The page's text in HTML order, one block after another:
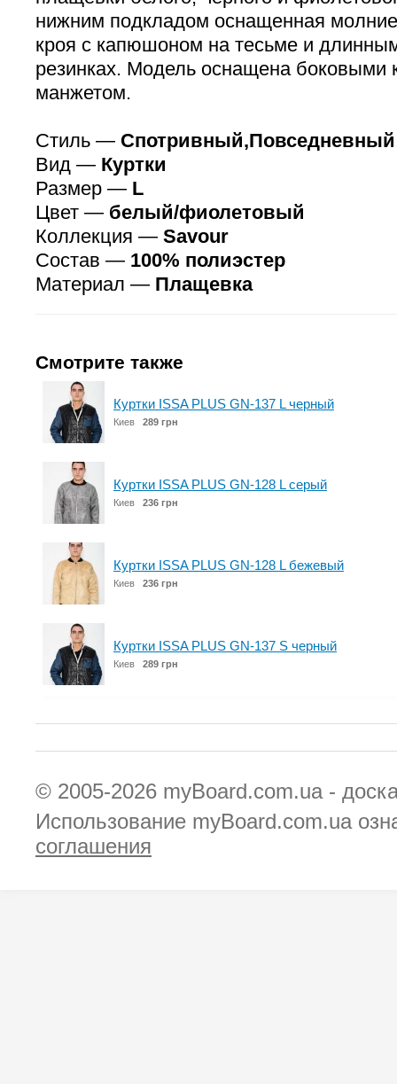
нижним подкладом оснащенная
кроя с капюшоном на тесьме и
резинках. Модель оснащена
манжетом.
Стиль — Спотривный,Повседневный
Вид — Куртки
Размер — L
Цвет — белый/фиолетовый
Коллекция — Savour
Состав — 100% полиэстер
Материал — Плащевка
Смотрите также
Куртки ISSA PLUS GN-137 L черный
Киев 289 грн
Куртки ISSA PLUS GN-128 L серый
Киев 236 грн
Куртки ISSA PLUS GN-128 L бежевый
Киев 236 грн
Куртки ISSA PLUS GN-137 S черный
Киев 289 грн
© 2005-2026 myBoard.com.ua -
Использование myBoard.com.ua
соглашения